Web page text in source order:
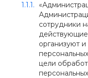
сотрудники
организуют
цели